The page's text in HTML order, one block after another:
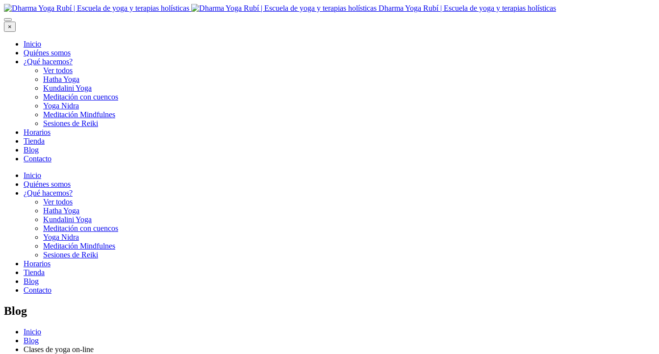
Dharma Yoga Rubí | Escuela de yoga y terapias holísticas
×
Inicio
Quiénes somos
¿Qué hacemos?
Ver todos
Hatha Yoga
Kundalini Yoga
Meditación con cuencos
Yoga Nidra
Meditación Mindfulnes
Sesiones de Reiki
Horarios
Tienda
Blog
Contacto
Inicio
Quiénes somos
¿Qué hacemos?
Ver todos
Hatha Yoga
Kundalini Yoga
Meditación con cuencos
Yoga Nidra
Meditación Mindfulnes
Sesiones de Reiki
Horarios
Tienda
Blog
Contacto
Blog
Inicio
Blog
Clases de yoga on-line